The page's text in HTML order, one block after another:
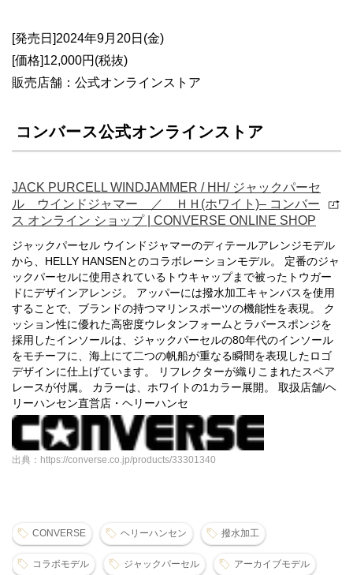
[発売日]2024年9月20日(金)
[価格]12,000円(税抜)
販売店舗：公式オンラインストア
コンバース公式オンラインストア
JACK PURCELL WINDJAMMER / HH/ ジャックパーセ
ル ウインドジャマー ／ ＨＨ(ホワイト)– コンバー
ス オンライン ショップ | CONVERSE ONLINE SHOP
ジャックパーセル ウインドジャマーのディテールアレンジモデル
から、HELLY HANSENとのコラボレーションモデル。 定番のジャ
ックパーセルに使用されているトウキャップまで被ったトウガー
ドにデザインアレンジ。 アッパーには撥水加工キャンバスを使用
することで、ブランドの持つマリンスポーツの機能性を表現。 ク
ッション性に優れた高密度ウレタンフォームとラバースポンジを
採用したインソールは、ジャックパーセルの80年代のインソール
をモチーフに、海上にて二つの帆船が重なる瞬間を表現したロゴ
デザインに仕上げています。 リフレクターが織りこまれたスペア
レースが付属。 カラーは、ホワイトの1カラー展開。 取扱店舗/ヘ
リーハンセン直営店・ヘリーハンセ
出典：https://converse.co.jp/products/33301340
CONVERSE ヘリーハンセン 撥水加工
コラボモデル ジャックパーセル アーカイブモデル